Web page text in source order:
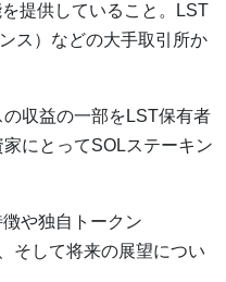
提供していること。LST
ス）などの大手取引所か
収益の一部をLST保有者
にとってSOLステーキン
や独自トークン
そして将来の展望につい